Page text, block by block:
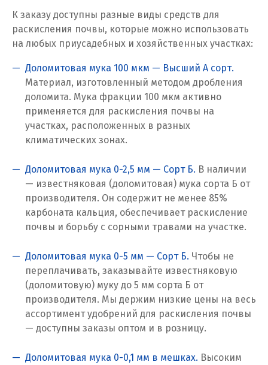
Раменское
Реутов
Ростов на Дону
Рязань
Салехард
Самара
Саратов
Сатка
Севастополь
К заказу доступны разные виды средств для
раскисления почвы, которые можно использовать
на любых приусадебных и хозяйственных участках:
Доломитовая мука 100 мкм — Высший А сорт.
Материал, изготовленный методом дробления
доломита. Мука фракции 100 мкм активно
применяется для раскисления почвы на
участках, расположенных в разных
климатических зонах.
Доломитовая мука 0-2,5 мм — Сорт Б. В наличии
— известняковая (доломитовая) мука сорта Б от
производителя. Он содержит не менее 85%
карбоната кальция, обеспечивает раскисление
почвы и борьбу с сорными травами на участке.
Доломитовая мука 0-5 мм — Сорт Б. Чтобы не
переплачивать, заказывайте известняковую
(доломитовую) муку до 5 мм сорта Б от
производителя. Мы держим низкие цены на весь
ассортимент удобрений для раскисления почвы
— доступны заказы оптом и в розницу.
Доломитовая мука 0-0,1 мм в мешках. Высоким